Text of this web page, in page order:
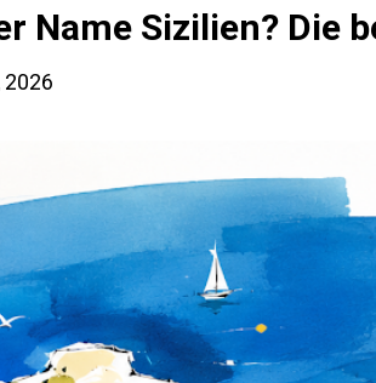
Name Sizilien? Die
2026